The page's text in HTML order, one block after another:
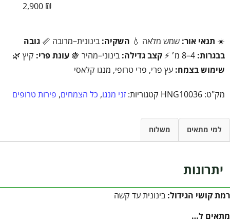
2,900 ₪
☀️ תנאי אור: שמש מלאה 💧 השקיה: בינונית–מרובה 📏 גובה
בבגרות: 4–8 מ׳ ⚡ קצב גדילה: בינוני–מהיר 🍇 עונת פרי: קיץ 🌿
שימוש בצמח: עץ פרי, פרי טרופי, מנגו קלאסי
מק"ט: HNG10036 קטגוריות: זני מנגו, כל הצמחים, פירות טרופים
למי מתאים משלוח
יתרונות
רמת קושי הגידול: בינונית עד קשה
מתאים ל…